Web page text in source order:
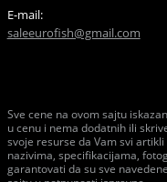
E-mail:
saleeurofish@gmail.com
Sve cene na ovom sajtu
u cenu i nema dodatnih ili
svoje resurse da Vam svi
nazivima, specifikacijama,
garantovati da su sve